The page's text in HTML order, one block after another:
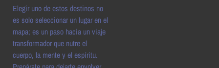
Elegir uno de estos destinos no
es solo seleccionar un lugar en el
mapa; es un paso hacia un viaje
transformador que nutre el
cuerpo, la mente y el espíritu.